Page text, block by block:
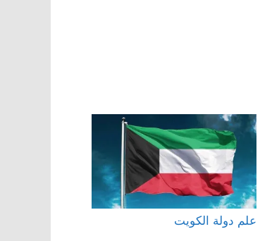
علم دولة الكويت